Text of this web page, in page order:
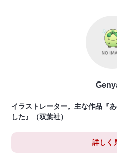
イラストレーター。主な作品『
した』（双葉社）
詳しく